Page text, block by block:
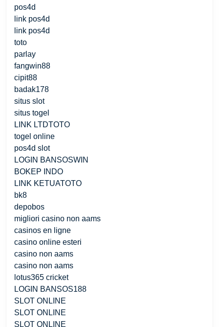
pos4d
link pos4d
link pos4d
toto
parlay
fangwin88
cipit88
badak178
situs slot
situs togel
LINK LTDTOTO
togel online
pos4d slot
LOGIN BANSOSWIN
BOKEP INDO
LINK KETUATOTO
bk8
depobos
migliori casino non aams
casinos en ligne
casino online esteri
casino non aams
casino non aams
lotus365 cricket
LOGIN BANSOS188
SLOT ONLINE
SLOT ONLINE
SLOT ONLINE